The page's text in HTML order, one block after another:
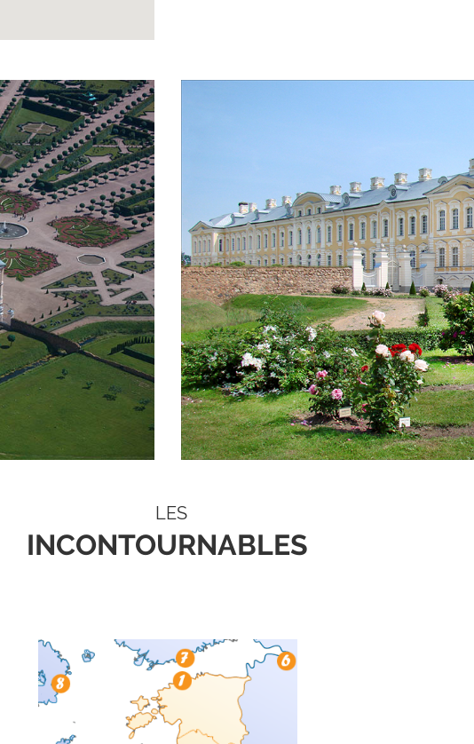
LES
INCONTOURNABLES